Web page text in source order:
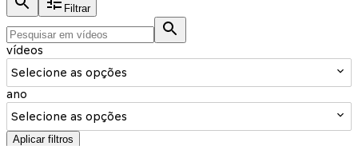
Filtrar
vídeos
Selecione as opções
ano
Selecione as opções
Aplicar filtros